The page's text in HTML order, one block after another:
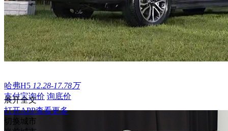
哈弗H5 12.28-17.78万
支付宝询价 询底价
展开全文
打开APP查看更多
切换城市